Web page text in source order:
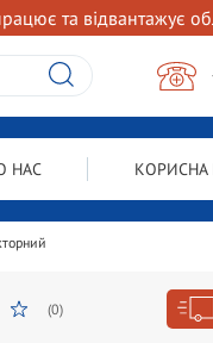
та відвантажує
НАС КОРИСНА
(0)